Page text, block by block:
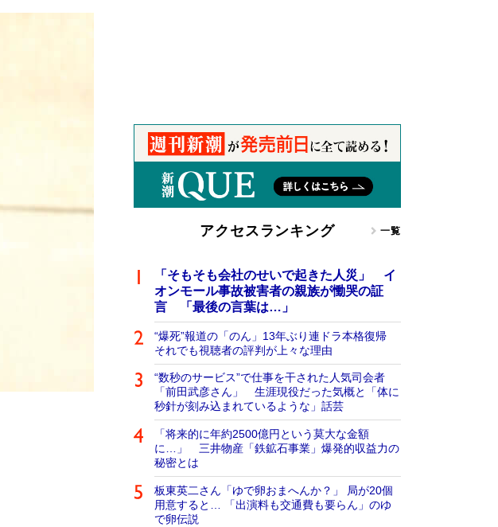
アクセスランキング 一覧
「そもそも会社のせいで起きた人災」 イ
オンモール事故被害者の親族が慟哭の証
言 「最後の言葉は…」
“爆死”報道の「のん」13年ぶり連ドラ本格復帰
それでも視聴者の評判が上々な理由
“数秒のサービス”で仕事を干された人気司会者
「前田武彦さん」 生涯現役だった気概と「体に
秒針が刻み込まれているような」話芸
「将来的に年約2500億円という莫大な金額
に…」 三井物産「鉄鉱石事業」爆発的収益力の
秘密とは
板東英二さん「ゆで卵おまへんか？」 局が20個
用意すると… 「出演料も交通費も要らん」のゆ
で卵伝説